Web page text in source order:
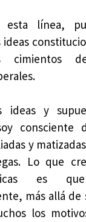
esta línea,
ideas y
y
Lo que
es
más allá de
los